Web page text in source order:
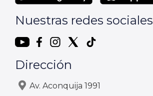
Nuestras redes sociales
Dirección
Av. Aconquija 1991